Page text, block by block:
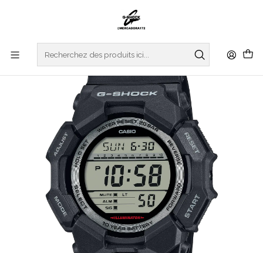
G-SHOCK
Basic Series GD-010-1ER